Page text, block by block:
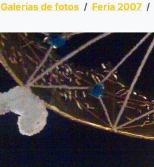
Galerías de fotos Feria 2007